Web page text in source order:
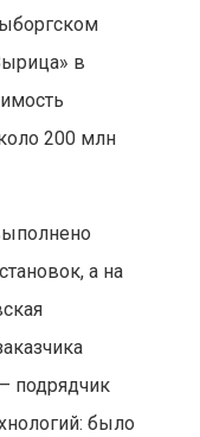
в
200 млн
а на
подрядчик
было